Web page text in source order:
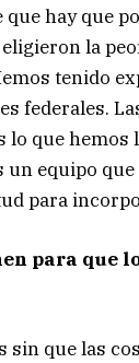
hay que
la
tenido
federales.
lo que
equipo
para
para que
sin que las